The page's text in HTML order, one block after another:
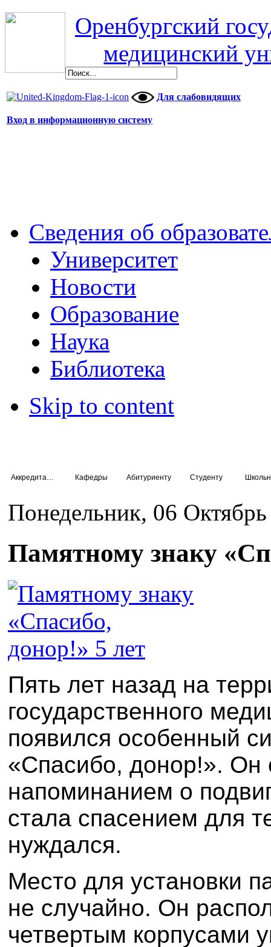
Оренбургский
медицинский
Для слабовидящих
Вход в информационную систему
Сведения об
Университет
Новости
Образование
Наука
Библиотека
Skip to content
Кафедры Абитуриенту Студенту
Понедельник, 06
Памятному знаку
Пять лет назад на
государственного
появился особенный
«Спасибо, донор!». Он
напоминанием о
стала спасением для
нуждался.
Место для установки
не случайно. Он
четвертым корпусами